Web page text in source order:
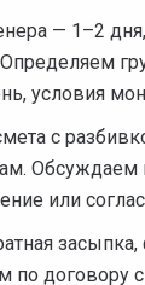
— 1–2
условия
с
или
по договору с